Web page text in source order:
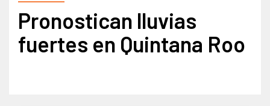
Pronostican lluvias
fuertes en Quintana Roo